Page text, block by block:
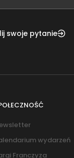
swoje pytanie
wydarzeń
Franczyza